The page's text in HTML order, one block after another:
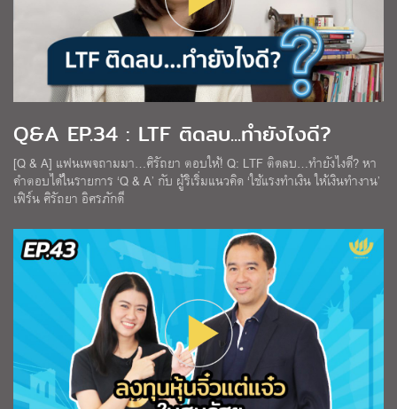
Q&A EP.34 : LTF ติดลบ...ทำยังไงดี?
[Q & A] แฟนเพจถามมา…ศิรัถยา ตอบให้! Q: LTF ติดลบ…ทำยังไงดี? หา
คำตอบได้ในรายการ ‘Q & A’ กับ ผู้ริเริ่มแนวคิด ‘ใช้แรงทำเงิน ให้เงินทำงาน’
เฟิร์น ศิรัถยา อิศรภักดี